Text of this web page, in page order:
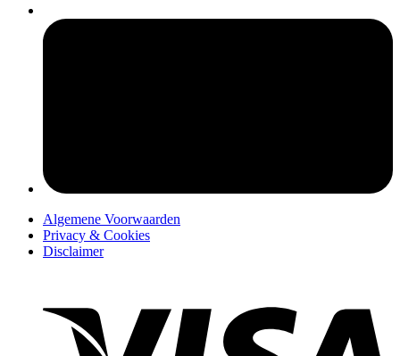
Algemene Voorwaarden
Privacy & Cookies
Disclaimer